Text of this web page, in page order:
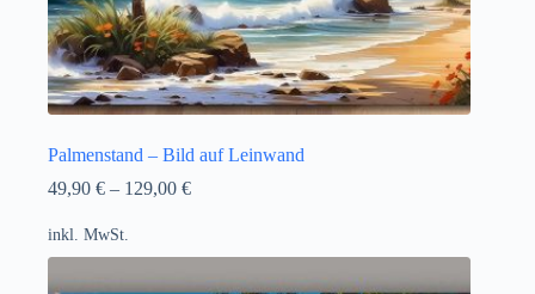
Palmenstand – Bild auf Leinwand
49,90 € – 129,00 €
inkl. MwSt.